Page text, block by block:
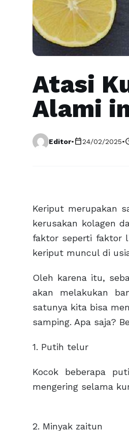
Atasi
Alami
Editor•calendar_today24/02/2025•
Keriput merupakan
kerusakan kolagen
faktor seperti faktor
keriput muncul di
Oleh karena itu,
akan melakukan
satunya kita bisa
samping. Apa saja?
1. Putih telur
Kocok beberapa
mengering
2. Minyak zaitun